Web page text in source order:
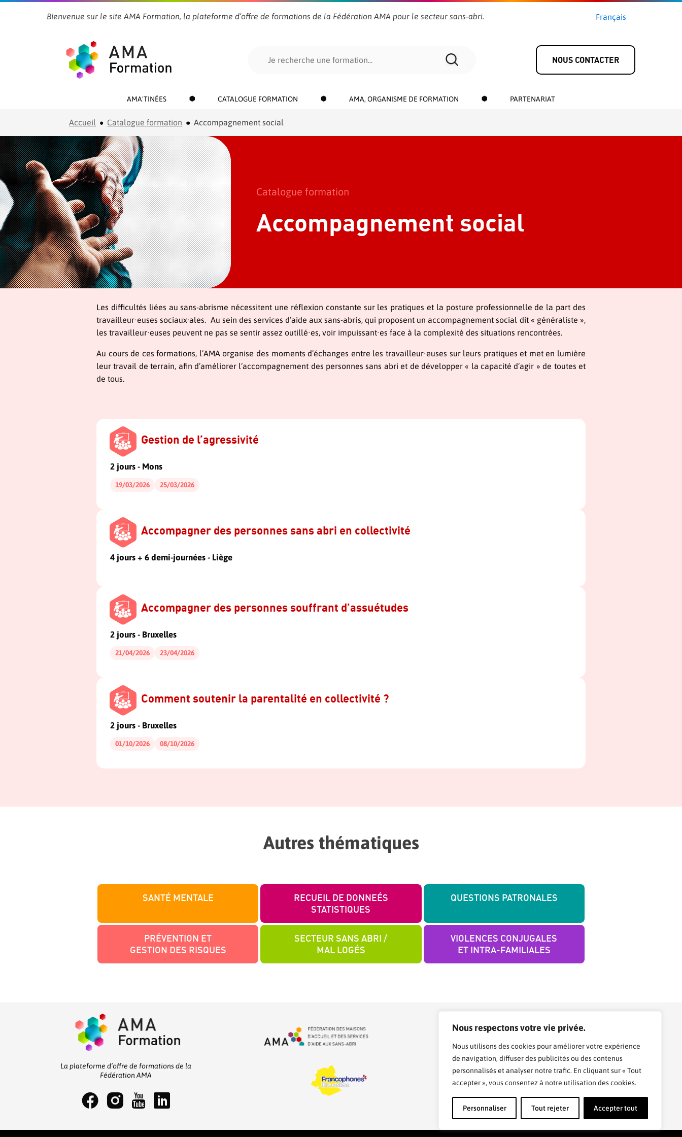
Nous respectons votre vie privée.
Nous utilisons des cookies pour améliorer votre expérience
de navigation, diffuser des publicités ou des contenus
personnalisés et analyser notre trafic. En cliquant sur « Tout
accepter », vous consentez à notre utilisation des cookies.
Personnaliser Tout rejeter Accepter tout
Bienvenue sur le site AMA Formation, la plateforme d’offre de formations de la Fédération AMA pour le secteur sans-abri. Français
NOUS CONTACTER
AMA'TINÉES CATALOGUE FORMATION AMA, ORGANISME DE FORMATION PARTENARIAT
Accueil Catalogue formation Accompagnement social
Catalogue formation
Accompagnement social
Les difficultés liées au sans-abrisme nécessitent une réflexion constante sur les pratiques et la posture professionnelle de la part des
travailleur∙euses sociaux·ales. Au sein des services d’aide aux sans-abris, qui proposent un accompagnement social dit « généraliste »,
les travailleur∙euses peuvent ne pas se sentir assez outillé∙es, voir impuissant∙es face à la complexité des situations rencontrées.
Au cours de ces formations, l’AMA organise des moments d’échanges entre les travailleur∙euses sur leurs pratiques et met en lumière
leur travail de terrain, afin d’améliorer l’accompagnement des personnes sans abri et de développer « la capacité d’agir » de toutes et
de tous.
Gestion de l’agressivité
2 jours - Mons
19/03/2026 25/03/2026
Accompagner des personnes sans abri en collectivité
4 jours + 6 demi-journées - Liège
Accompagner des personnes souffrant d'assuétudes
2 jours - Bruxelles
21/04/2026 23/04/2026
Comment soutenir la parentalité en collectivité ?
2 jours - Bruxelles
01/10/2026 08/10/2026
Autres thématiques
SANTÉ MENTALE
RECUEIL DE DONNEÉS
STATISTIQUES
QUESTIONS PATRONALES
PRÉVENTION ET
GESTION DES RISQUES
SECTEUR SANS ABRI /
MAL LOGÉS
VIOLENCES CONJUGALES
ET INTRA-FAMILIALES
La plateforme d’offre de formations de la
Fédération AMA